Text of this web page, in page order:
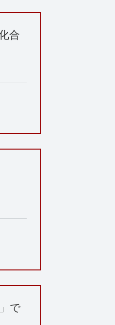
合
で